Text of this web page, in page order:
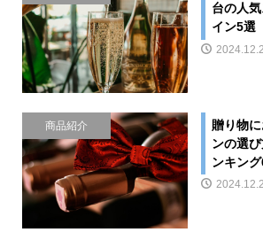
台の人
イン5選
商品紹介
贈り物
ンの選
ンキン